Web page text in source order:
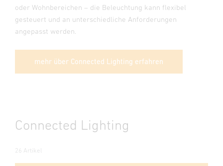
oder Wohnbereichen – die Beleuchtung kann flexibel
gesteuert und an unterschiedliche Anforderungen
angepasst werden.
mehr über Connected Lighting erfahren
Connected Lighting
26 Artikel